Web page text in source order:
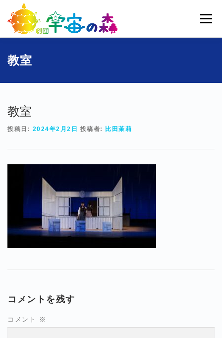
ッ
メニュー
ホーム
教室
教室
投稿日: 2024年2月2日 投稿者: 比田茉莉
コメントを残す
コメント ※